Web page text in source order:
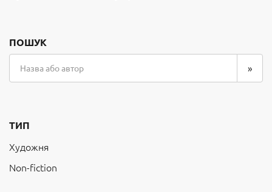
ПОШУК
ТИП
Художня
Non-fiction